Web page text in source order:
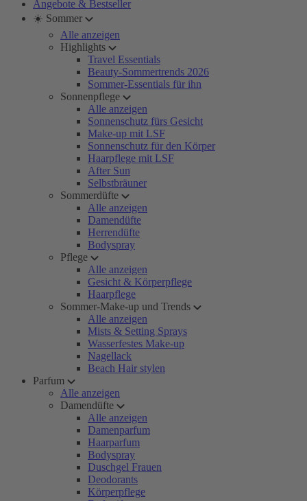
Angebote & Bestseller
☀️ Sommer
Alle anzeigen
Highlights
Travel Essentials
Beauty-Sommertrends 2026
Sommer-Essentials für ihn
Sonnenpflege
Alle anzeigen
Sonnenschutz fürs Gesicht
Make-up mit LSF
Sonnenschutz für den Körper
Haarpflege mit LSF
After Sun
Selbstbräuner
Sommerdüfte
Alle anzeigen
Damendüfte
Herrendüfte
Bodyspray
Pflege
Alle anzeigen
Gesicht & Körperpflege
Haarpflege
Sommer-Make-up und Trends
Alle anzeigen
Mists & Setting Sprays
Wasserfestes Make-up
Nagellack
Beach Hair stylen
Parfum
Alle anzeigen
Damendüfte
Alle anzeigen
Damenparfum
Haarparfum
Bodyspray
Duschgel Frauen
Deodorants
Körperpflege